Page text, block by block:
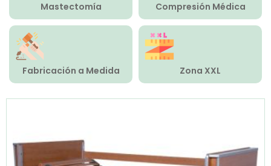
Mastectomía Compresión Médica
Fabricación a Medida Zona XXL